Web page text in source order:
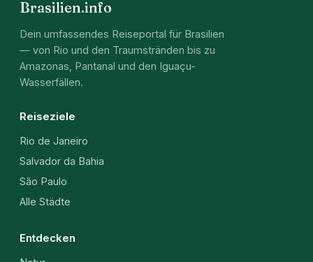
Brasilien.info
Dein umfassendes Reiseportal für Brasilien
— von Rio und den Traumstränden bis zu
Amazonas, Pantanal und den Iguaçu-
Wasserfällen.
Reiseziele
Rio de Janeiro
Salvador da Bahia
São Paulo
Alle Städte
Entdecken